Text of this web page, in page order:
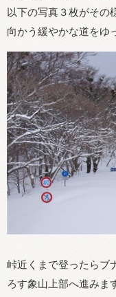
以下の写真３枚がその
向かう緩やかな道をゆ
峠近くまで登ったらブ
ろす象山上部へ進みま